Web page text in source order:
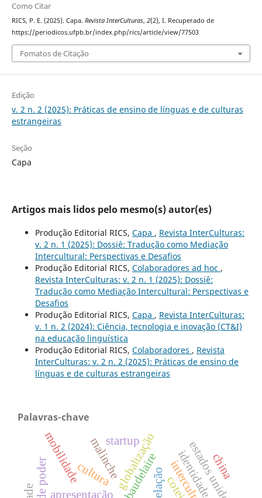
Como Citar
RICS, P. E. (2025). Capa. Revista InterCulturas, 2(2), I. Recuperado de
https://periodicos.ufpb.br/index.php/rics/article/view/77503
Fomatos de Citação
Edição
v. 2 n. 2 (2025): Práticas de ensino de línguas e de culturas
estrangeiras
Seção
Capa
Artigos mais lidos pelo mesmo(s) autor(es)
Produção Editorial RICS, Capa , Revista InterCulturas:
v. 2 n. 1 (2025): Dossiê: Tradução como Mediação
Intercultural: Perspectivas e Desafios
Produção Editorial RICS, Colaboradores ad hoc ,
Revista InterCulturas: v. 2 n. 1 (2025): Dossiê:
Tradução como Mediação Intercultural: Perspectivas e
Desafios
Produção Editorial RICS, Capa , Revista InterCulturas:
v. 1 n. 2 (2024): Ciência, tecnologia e inovação (CT&I)
na educação linguística
Produção Editorial RICS, Colaboradores , Revista
InterCulturas: v. 2 n. 2 (2025): Práticas de ensino de
línguas e de culturas estrangeiras
Palavras-chave
apresentação
culturaglobalizaçãorelação
baudelaire
malinche identidade
estados unidos
cotejo
mobilidade startup
china